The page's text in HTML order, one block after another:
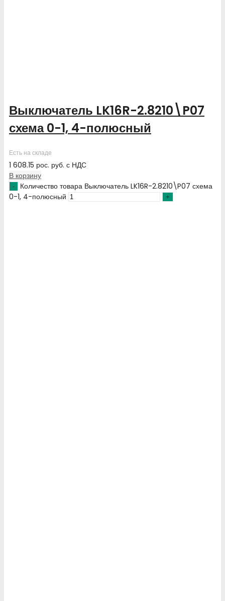
Выключатель LK16R-2.8210\P07
схема 0-1, 4-полюсный
Есть на складе
1 608.15 рос. руб. с НДС
В корзину
Количество товара Выключатель LK16R-2.8210\P07 схема
0-1, 4-полюсный